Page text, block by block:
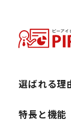
選ばれる理
特長と機能